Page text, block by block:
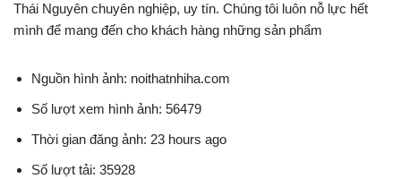
Thái Nguyên chuyên nghiệp, uy tín. Chúng tôi luôn nỗ lực hết
mình để mang đến cho khách hàng những sản phẩm
Nguồn hình ảnh: noithatnhiha.com
Số lượt xem hình ảnh: 56479
Thời gian đăng ảnh: 23 hours ago
Số lượt tải: 35928